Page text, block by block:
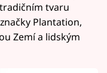
tvaru
Plantation,
Zemí a lidským